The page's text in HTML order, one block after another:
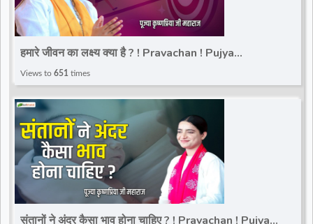
हमारे जीवन का लक्ष्य क्या है ? ! Pravachan ! Pujya
Krishnapriya Ji Maharaj | Total Bhakti
Views to 651 times
संतानों ने अंदर कैसा भाव होना चाहिए ? ! Pravachan ! Pujya